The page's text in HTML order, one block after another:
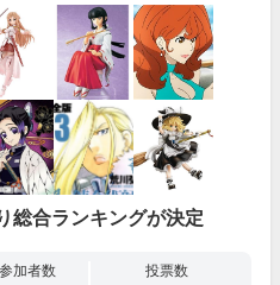
総合ランキングが決定
加者数 投票数